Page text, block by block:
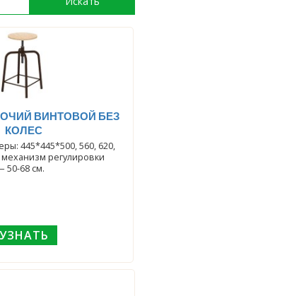
ВИНТОВОЙ БЕЗ
КОЛЕС
445*445*500, 560, 620,
регулировки
50-68 см.
УЗНАТЬ